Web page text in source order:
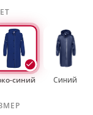
синий Синий